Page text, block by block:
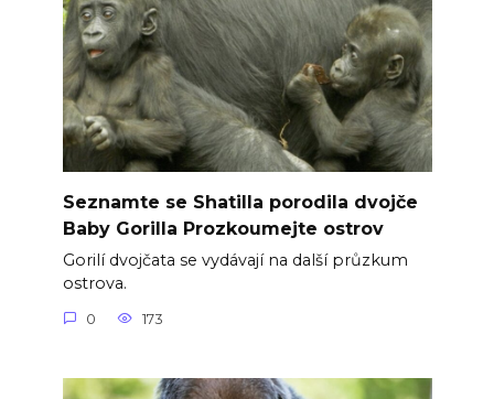
Seznamte se Shatilla porodila dvojče
Baby Gorilla Prozkoumejte ostrov
Gorilí dvojčata se vydávají na další průzkum
ostrova.
0 173